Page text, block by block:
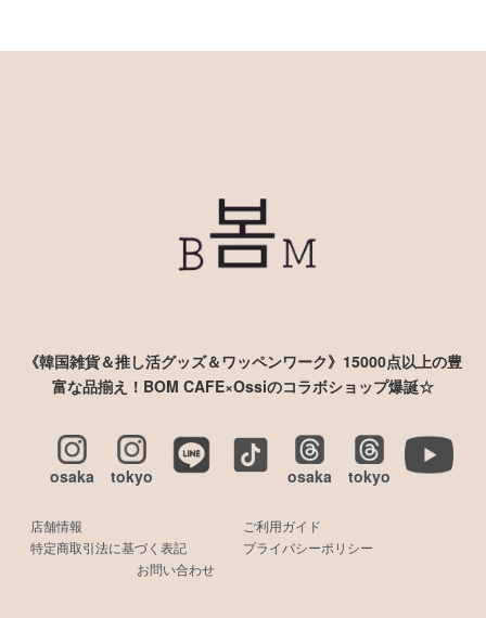
《韓国雑貨＆推し活グッズ＆ワッペンワーク》15000点以上の豊
富な品揃え！BOM CAFE×Ossiのコラボショップ爆誕☆
osaka tokyo osaka tokyo
店舗情報
ご利用ガイド
特定商取引法に基づく表記
プライバシーポリシー
お問い合わせ